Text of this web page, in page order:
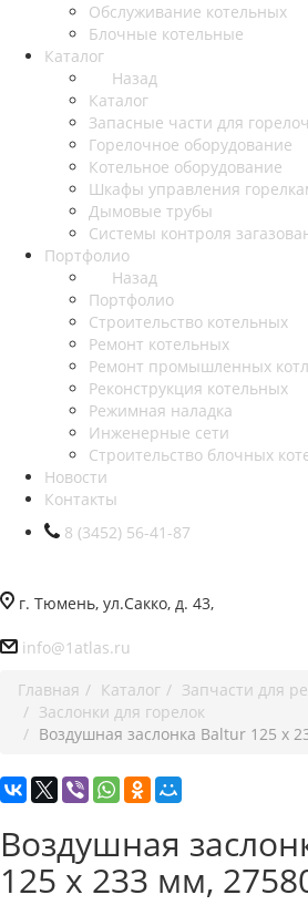
Обслуживание котельных
Блочные котельные
Каталог
Назад
Каталог
Запасные части для
Горелочное оборудование
Котельное оборудование
Шкафы управления
Дымовые трубы
Системы контроля
Портфолио
Назад
Портфолио
Строительство котельных
Ремонт котельных
Ремонт промышленных
Реконструкция котельных
Режимная наладка
Инженерные сети
Строительство блочных
Новости
Контакты
8 (3452) 56-41-87
г. Тюмень, ул.Сакко, д. 43,
info@1atlas.ru
Главная
Каталог
Запчасти для
Заслонки для горелок
Воздушная заслонка Baltur 125 x
Воздушная
125 x 233 мм,